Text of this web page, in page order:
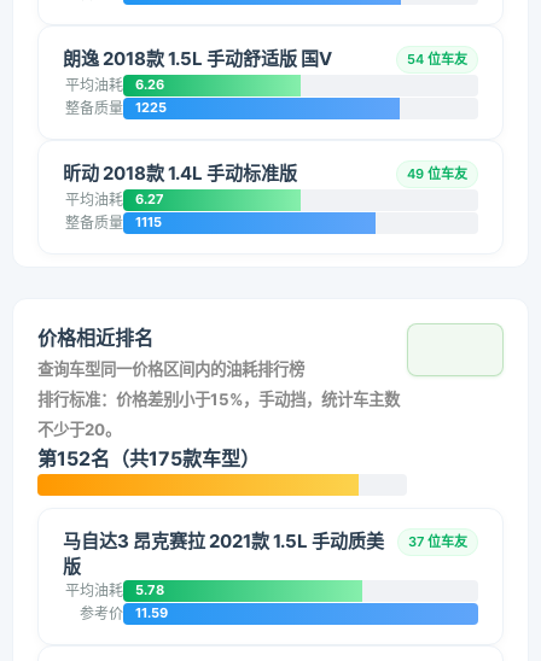
朗逸 2018款 1.5L 手动舒适版 国V 54 位车友
平均油耗 6.26
整备质量 1225
昕动 2018款 1.4L 手动标准版 49 位车友
平均油耗 6.27
整备质量 1115
价格相近排名
查询车型同一价格区间内的油耗排行榜
排行标准：价格差别小于15%，手动挡，统计车主数
不少于20。
第152名（共175款车型）
马自达3 昂克赛拉 2021款 1.5L 手动质美
版
37 位车友
平均油耗 5.78
参考价 11.59